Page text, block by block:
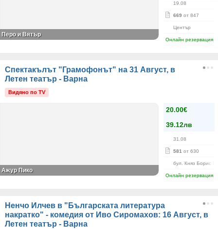
19.08
669 от 847
Център
Онлайн резервация
Перо и Вятър
Спектакълът "Грамофонът" на 31 Август, в
Летен театър - Варна
Видяно по TV
20.00€
39.12лв
31.08
581 от 630
бул. Княз Борис I-
Онлайн резервация
Ажур Пико
Ненчо Илчев в "Българската литература
накратко" - комедия от Иво Сиромахов: 16 Август, в
Летен театър - Варна